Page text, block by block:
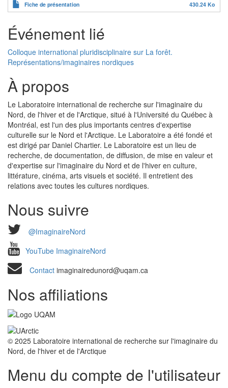
Fiche de présentation 430.24 Ko
Événement lié
Colloque international pluridisciplinaire sur La forêt.
Représentations/imaginaires nordiques
À propos
Le Laboratoire international de recherche sur l'imaginaire du
Nord, de l'hiver et de l'Arctique, situé à l'Université du Québec à
Montréal, est l'un des plus importants centres d'expertise
culturelle sur le Nord et l'Arctique. Le Laboratoire a été fondé et
est dirigé par Daniel Chartier. Le Laboratoire est un lieu de
recherche, de documentation, de diffusion, de mise en valeur et
d'expertise sur l'imaginaire du Nord et de l'hiver en culture,
littérature, cinéma, arts visuels et société. Il entretient des
relations avec toutes les cultures nordiques.
Nous suivre
@ImaginaireNord
YouTube ImaginaireNord
Contact imaginairedunord@uqam.ca
Nos affiliations
© 2025 Laboratoire international de recherche sur l'imaginaire du
Nord, de l'hiver et de l'Arctique
Menu du compte de l'utilisateur